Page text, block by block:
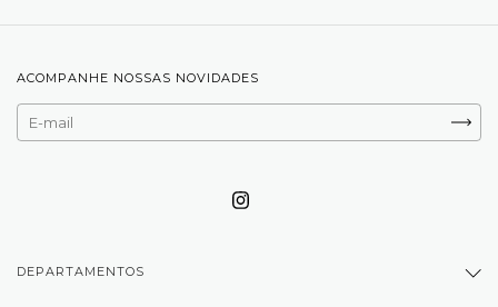
ACOMPANHE NOSSAS NOVIDADES
DEPARTAMENTOS